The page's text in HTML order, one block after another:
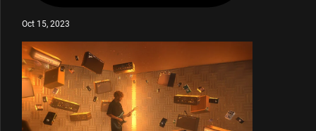
Oct 15, 2023